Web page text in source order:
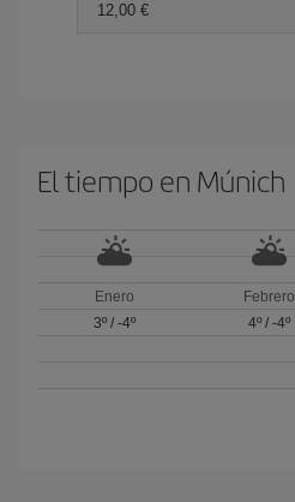
12,00 €
El tiempo en Múnich
Enero
3º/ -4º
Febrero
4º/ -4º